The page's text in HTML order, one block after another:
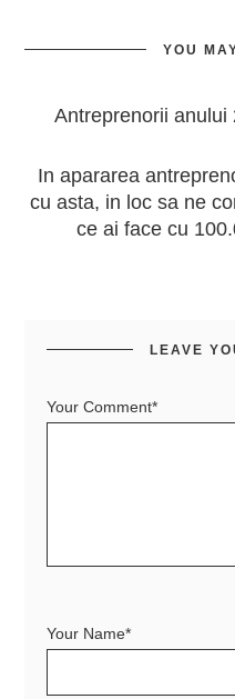
YOU
Antreprenorii anului
In apararea
cu asta, in loc sa ne
ce ai face cu
LEAVE
Your Comment*
Your Name*